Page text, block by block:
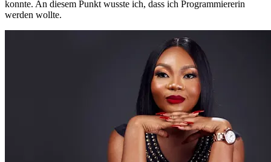
konnte. An diesem Punkt wusste ich, dass ich Programmiererin
werden wollte.